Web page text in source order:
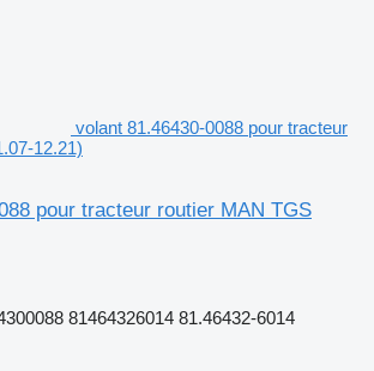
volant 81.46430-0088 pour tracteur
12.21)
pour tracteur routier MAN TGS
81464326014 81.46432-6014